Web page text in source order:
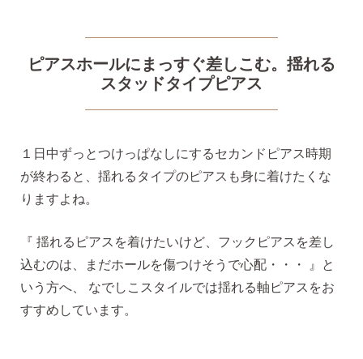
#アイスカラー #バックキャッチ
スタッドピアス
ピアスホールにまっすぐ差しこむ。揺れる
スタッドタイプピアス
１日中ずっとつけっぱなしにするセカンドピアス時期
が終わると、揺れるタイプのピアスも身に着けたくな
りますよね。
『 揺れるピアスを着けたいけど、フックピアスを差し
込むのは、まだホールを傷つけそうで心配・・・ 』と
いう方へ、 なでしこスタイルでは揺れる軸ピアスをお
すすめしています。